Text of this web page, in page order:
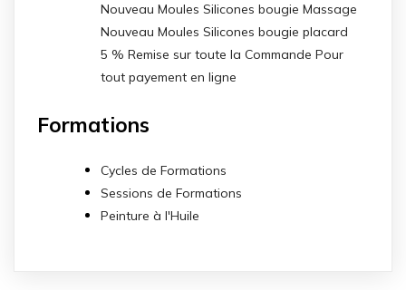
Nouveau Moules Silicones bougie Massage
Nouveau Moules Silicones bougie placard
5 % Remise sur toute la Commande Pour
tout payement en ligne
Formations
Cycles de Formations
Sessions de Formations
Peinture à l'Huile